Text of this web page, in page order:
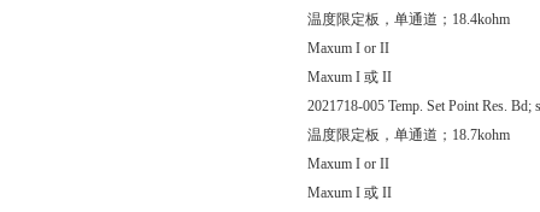
温度限定板，单通道；18.4kohm
Maxum I or II
Maxum I 或 II
2021718-005 Temp. Set Point Res. Bd;
温度限定板，单通道；18.7kohm
Maxum I or II
Maxum I 或 II